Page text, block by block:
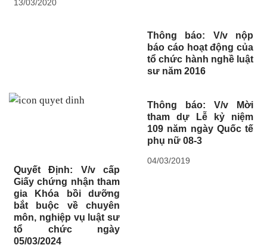
13/03/2020
Thông báo: V/v nộp
báo cáo hoạt động của
tổ chức hành nghề luật
sư năm 2016
Quyết Định: V/v cấp
Giấy chứng nhận tham
gia Khóa bồi dưỡng
bắt buộc về chuyên
môn, nghiệp vụ luật sư
tổ chức ngày
05/03/2024
Thông báo: V/v Mời
tham dự Lễ kỷ niệm
109 năm ngày Quốc tế
phụ nữ 08-3
04/03/2019